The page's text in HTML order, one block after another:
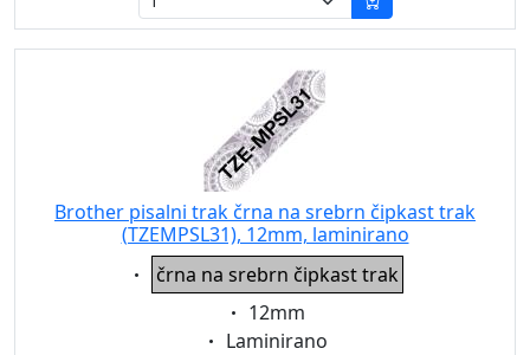
Brother pisalni trak črna na srebrn čipkast trak
(TZEMPSL31), 12mm, laminirano
Eigenschaft:
črna na srebrn čipkast trak
Eigenschaft:
12mm
Eigenschaft:
Laminirano